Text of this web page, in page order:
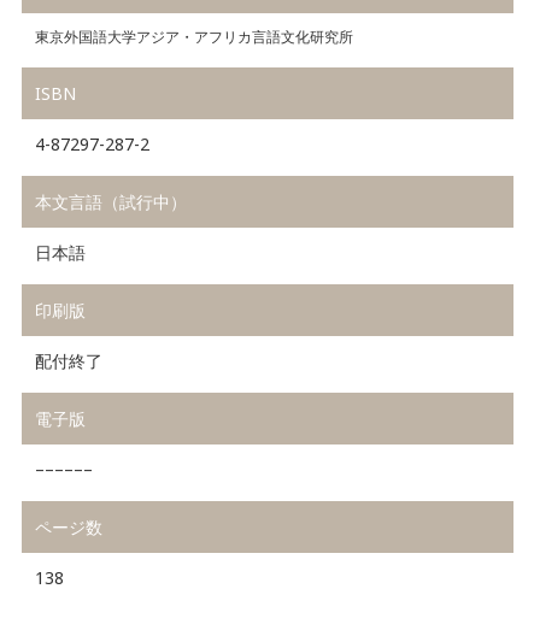
東京外国語大学アジア・アフリカ言語文化研究所
ISBN
4-87297-287-2
本文言語（試行中）
日本語
印刷版
配付終了
電子版
––––––
ページ数
138